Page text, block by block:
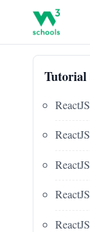
Tutorial